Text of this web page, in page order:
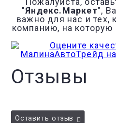
"Яндекс.Маркет",
важно для нас и тех,
компанию, на
Отзывы
Оставить отзыв